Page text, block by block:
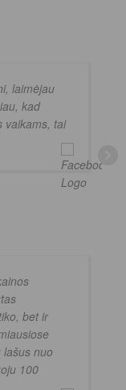
laimėjau
kad
vaikams, tai
bet ir
nuo
100